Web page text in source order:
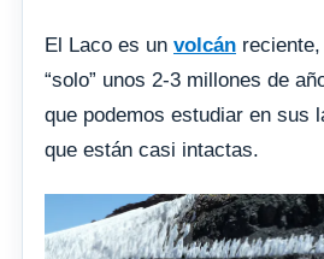
El Laco es un volcán
“solo” unos 2-3 millones de
que podemos estudiar en sus
que están casi intactas.